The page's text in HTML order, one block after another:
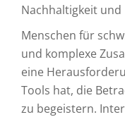
Nachhaltigkeit und
Menschen für
und komplexe
eine
Tools hat, die
zu begeistern.